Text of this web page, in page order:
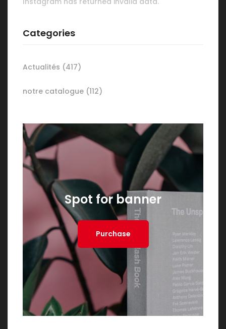
Categories
Actualités (417)
notre catalogue (112)
Spot for banner
Purchase